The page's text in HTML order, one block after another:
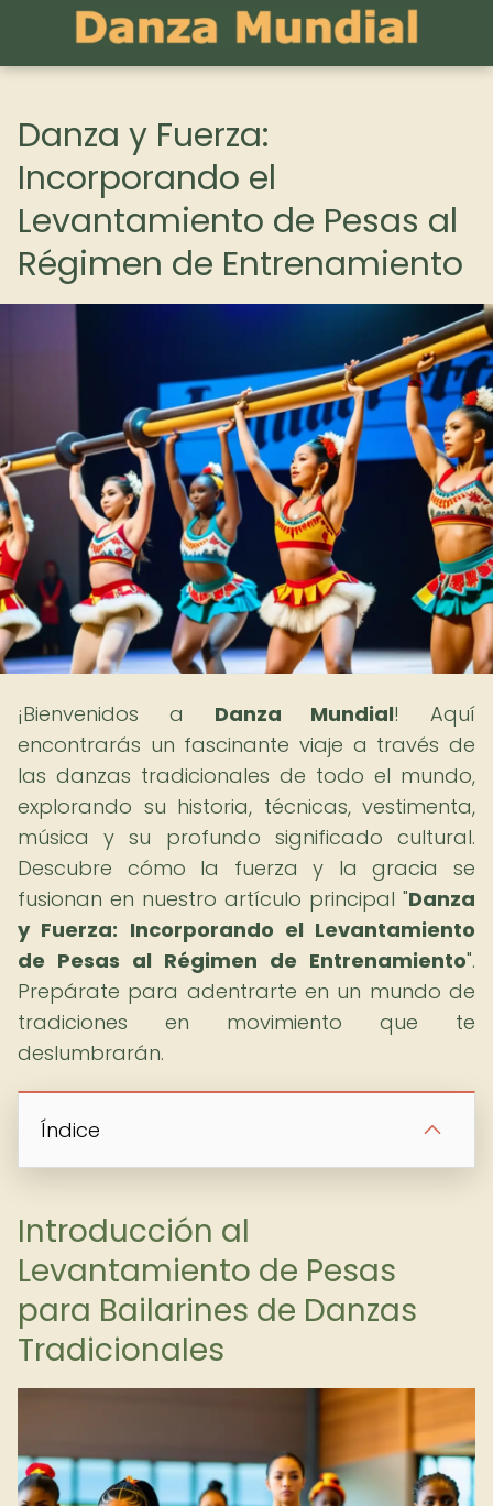
Danza y Fuerza:
Incorporando el
Levantamiento de Pesas al
Régimen de Entrenamiento
¡Bienvenidos a Danza Mundial! Aquí
encontrarás un fascinante viaje a través de
las danzas tradicionales de todo el mundo,
explorando su historia, técnicas, vestimenta,
música y su profundo significado cultural.
Descubre cómo la fuerza y la gracia se
fusionan en nuestro artículo principal "Danza
y Fuerza: Incorporando el Levantamiento
de Pesas al Régimen de Entrenamiento".
Prepárate para adentrarte en un mundo de
tradiciones en movimiento que te
deslumbrarán.
Índice
Introducción al
Levantamiento de Pesas
para Bailarines de Danzas
Tradicionales